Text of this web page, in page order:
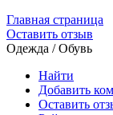
Главная страница
Оставить отзыв
Одежда / Обувь
Найти
Добавить
Оставить